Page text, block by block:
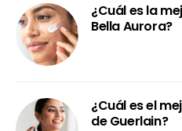
¿Cuál es la
Bella Aurora?
¿Cuál es el
de Guerlain?